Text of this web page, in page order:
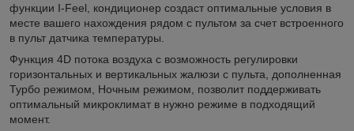
функции I-Feel, кондиционер создаст оптимальные условия в
месте вашего нахождения рядом с пультом за счет встроенного
в пульт датчика температуры.
Функция 4D потока воздуха с возможность регулировки
горизонтальных и вертикальных жалюзи с пульта, дополненная
Турбо режимом, Ночным режимом, позволит поддерживать
оптимальный микроклимат в нужно режиме в подходящий
момент.